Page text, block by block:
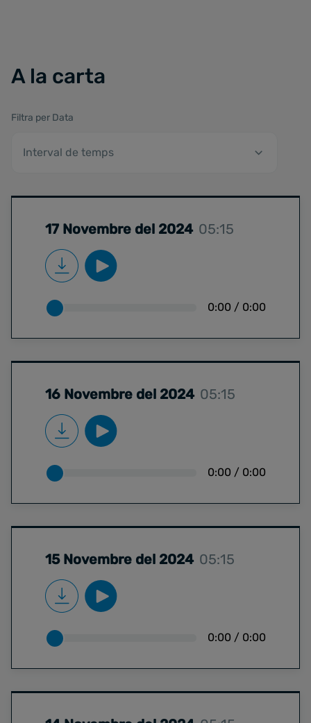
A la carta
17 Novembre del 2024 05:15
0:00 / 0:00
16 Novembre del 2024 05:15
0:00 / 0:00
15 Novembre del 2024 05:15
0:00 / 0:00
Filtra per Data